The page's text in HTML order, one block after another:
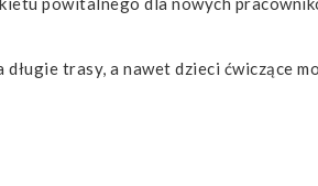
trasy, a nawet dzieci ćwiczące